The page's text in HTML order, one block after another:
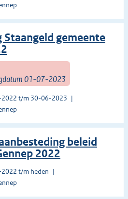
Staangeld gemeente
01-07-2023
2022 t/m 30-06-2023
beleid
2022
t/m heden